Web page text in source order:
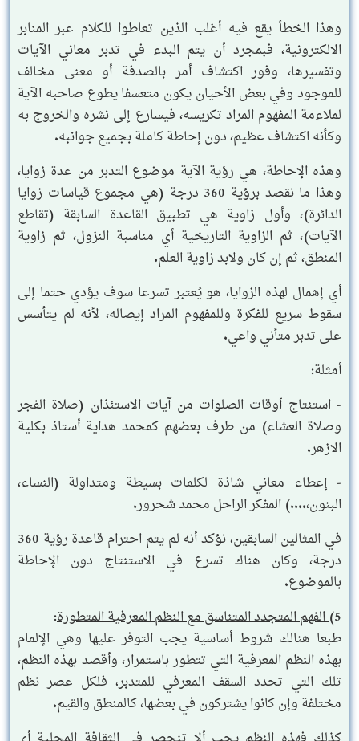
وهذا الخطأ يقع فيه أغلب الذين تعاطوا للكلام عبر المنابر
الالكترونية، فبمجرد أن يتم البدء في تدبر معاني الآيات
وتفسيرها، وفور اكتشاف أمر بالصدفة أو معنى مخالف
للموجود وفي بعض الأحيان يكون متعسفا يطوع صاحبه الآية
لملاءمة المفهوم المراد تكريسه، فيسارع إلى نشره والخروج به
وكأنه اكتشاف عظيم، دون إحاطة كاملة بجميع جوانبه.
وهذه الإحاطة، هي رؤية الآية موضوع التدبر من عدة زوايا،
وهذا ما نقصد برؤية 360 درجة (هي مجموع قياسات زوايا
الدائرة)، وأول زاوية هي تطبيق القاعدة السابقة (تقاطع
الآيات)، ثم الزاوية التاريخية أي مناسبة النزول، ثم زاوية
المنطق، ثم إن كان ولابد زاوية العلم.
أي إهمال لهذه الزوايا، هو يُعتبر تسرعا سوف يؤدي حتما إلى
سقوط سريع للفكرة وللمفهوم المراد إيصاله، لأنه لم يتأسس
على تدبر متأني واعي.
أمثلة:
- استنتاج أوقات الصلوات من آيات الاستئذان (صلاة الفجر
وصلاة العشاء) من طرف بعضهم كمحمد هداية أستاذ بكلية
الازهر.
- إعطاء معاني شاذة لكلمات بسيطة ومتداولة (النساء،
البنون،....) المفكر الراحل محمد شحرور.
في المثالين السابقين، نؤكد أنه لم يتم احترام قاعدة رؤية 360
درجة، وكان هناك تسرع في الاستنتاج دون الإحاطة
بالموضوع.
5) الفهم المتجدد المتناسق مع النظم المعرفية المتطورة:
طبعا هنالك شروط أساسية يجب التوفر عليها وهي الإلمام
بهذه النظم المعرفية التي تتطور باستمرار، وأقصد بهذه النظم،
تلك التي تحدد السقف المعرفي للمتدبر، فلكل عصر نظم
مختلفة وإن كانوا يشتركون في بعضها، كالمنطق والقيم.